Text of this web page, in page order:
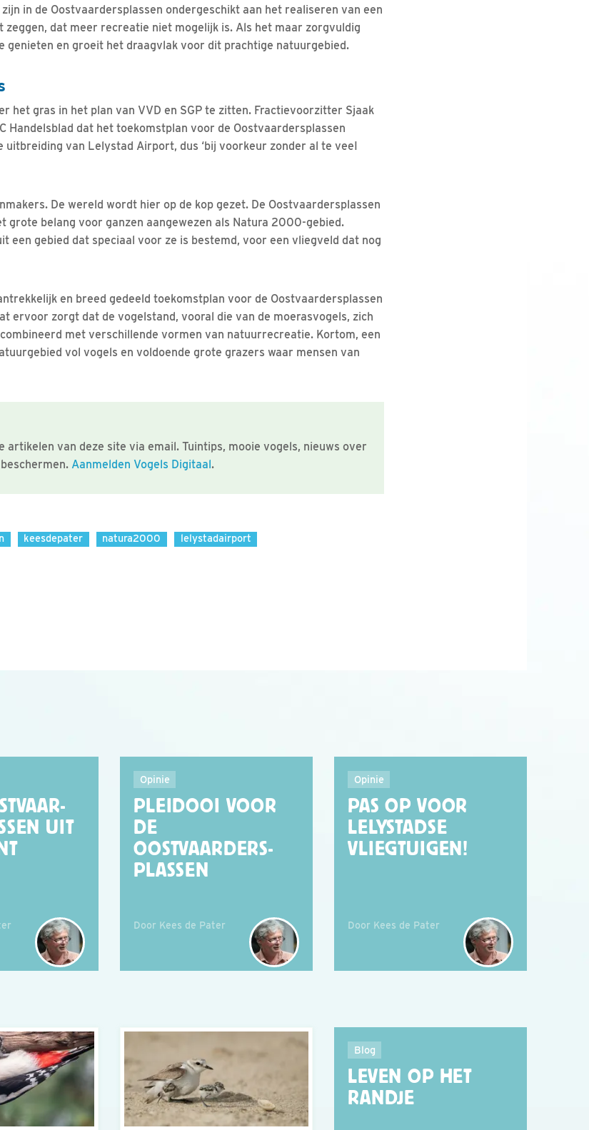
in de Oostvaardersplassen ondergeschikt aan het realiseren van een
zeggen, dat meer recreatie niet mogelijk is. Als het maar zorgvuldig
genieten en groeit het draagvlak voor dit prachtige natuurgebied.
het gras in het plan van VVD en SGP te zitten. Fractievoorzitter Sjaak
Handelsblad dat het toekomstplan voor de Oostvaardersplassen
uitbreiding van Lelystad Airport, dus ‘bij voorkeur zonder al te veeI
De wereld wordt hier op de kop gezet. De Oostvaardersplassen
grote belang voor ganzen aangewezen als Natura 2000-gebied.
een gebied dat speciaal voor ze is bestemd, voor een vliegveld dat nog
en breed gedeeld toekomstplan voor de Oostvaardersplassen
ervoor zorgt dat de vogelstand, vooral die van de moerasvogels, zich
met verschillende vormen van natuurrecreatie. Kortom, een
vol vogels en voldoende grote grazers waar mensen van
artikelen van deze site via email. Tuintips, mooie vogels, nieuws over
Aanmelden Vogels Digitaal.
keesdepater natura2000 lelystadairport
UIT
Opinie
PLEIDOOI VOOR
DE
OOSTVAARDERS-
PLASSEN
Door Kees de Pater
Opinie
PAS OP VOOR
LELYSTADSE
VLIEGTUIGEN!
Door Kees de Pater
Blog
LEVEN OP HET
RANDJE